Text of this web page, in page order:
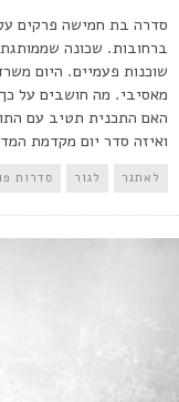
סדרה בת חמישה פרקים
ברחובות. שכונה
שוכנות פעמיים. היום
מאסיבי. מה חושבים על
האם התכנית תטיב עם
ואיזה סדר יום מקדמת
לאתגר לגור סדרות